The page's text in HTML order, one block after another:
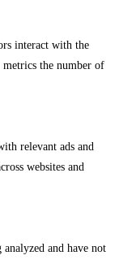
interact with the
the number of
relevant ads and
websites and
analyzed and have not